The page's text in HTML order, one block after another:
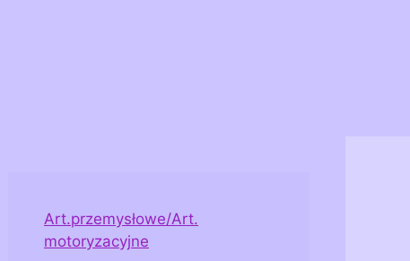
Art.przemysłowe/Art.
motoryzacyjne